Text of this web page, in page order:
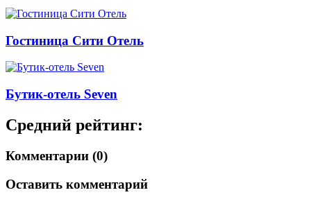
Гостиница Сити Отель
Бутик-отель Seven
Средний рейтинг:
Комментарии (0)
Оставить комментарий